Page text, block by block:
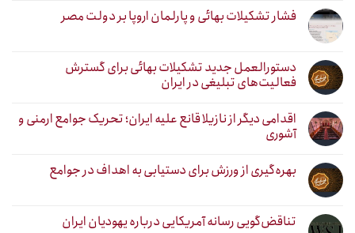
فشار تشکیلات بهائی و پارلمان اروپا بر دولت مصر
دستورالعمل جدید تشکیلات بهائی برای گسترش
فعالیت‌های تبلیغی در ایران
اقدامی دیگر از نازیلا قانع علیه ایران؛ تحریک جوامع ارمنی و
آشوری
بهره‌گیری از ورزش برای دستیابی به اهداف در جوامع
تناقض‌گویی رسانه آمریکایی درباره یهودیان ایران